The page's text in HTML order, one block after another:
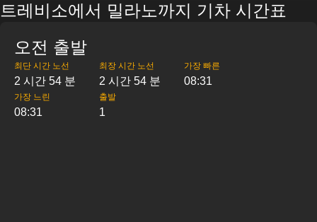
트레비소에서 밀라노까지 기차 시간표
오전 출발
최단 시간 노선
2 시간 54 분
최장 시간 노선
2 시간 54 분
가장 빠른
08:31
가장 느린
08:31
출발
1